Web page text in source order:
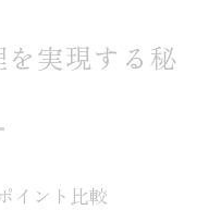
実現する秘
イント比較